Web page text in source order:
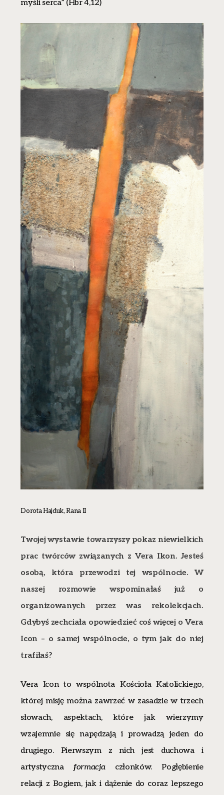
myśli serca” (Hbr 4,12)
Dorota Hajduk, Rana II
Twojej wystawie towarzyszy pokaz niewielkich
prac twórców związanych z Vera Ikon. Jesteś
osobą, która przewodzi tej wspólnocie. W
naszej rozmowie wspominałaś już o
organizowanych przez was rekolekcjach.
Gdybyś zechciała opowiedzieć coś więcej o Vera
Icon – o samej wspólnocie, o tym jak do niej
trafiłaś?
Vera Icon to wspólnota Kościoła Katolickiego,
której misję można zawrzeć w zasadzie w trzech
słowach, aspektach, które jak wierzymy
wzajemnie się napędzają i prowadzą jeden do
drugiego. Pierwszym z nich jest duchowa i
artystycznaformacja członków. Pogłębienie
relacji z Bogiem, jak i dążenie do coraz lepszego